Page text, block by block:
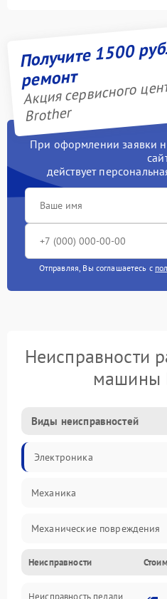
Получите 1500
ремонт
Акция сервисного
Brother
При оформлении заявки
действует
Отправляя, Вы соглашаетесь с
Неисправности
машины
Виды неисправностей
Электроника
Механика
Механические повреждения
Электроника/Механические
Неисправности
Неисправность педали